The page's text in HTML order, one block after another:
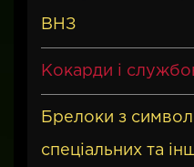
ВНЗ
Кокарди і
Брелоки з
спеціальних та